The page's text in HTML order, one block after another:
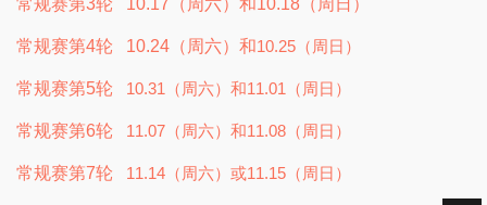
常规赛第3轮 10.17（周六）和10.18（周日）
常规赛第4轮 10.24（周六）和10.25（周日）
常规赛第5轮 10.31（周六）和11.01（周日）
常规赛第6轮 11.07（周六）和11.08（周日）
常规赛第7轮 11.14（周六）或11.15（周日）